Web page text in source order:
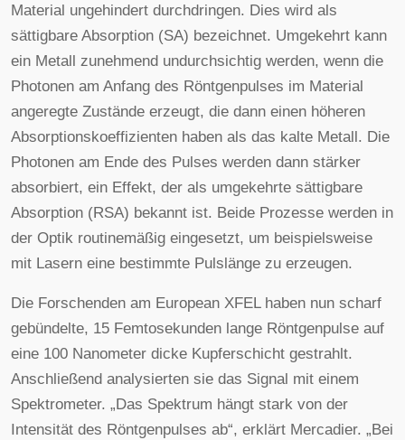
Material ungehindert durchdringen. Dies wird als
sättigbare Absorption (SA) bezeichnet. Umgekehrt kann
ein Metall zunehmend undurchsichtig werden, wenn die
Photonen am Anfang des Röntgenpulses im Material
angeregte Zustände erzeugt, die dann einen höheren
Absorptionskoeffizienten haben als das kalte Metall. Die
Photonen am Ende des Pulses werden dann stärker
absorbiert, ein Effekt, der als umgekehrte sättigbare
Absorption (RSA) bekannt ist. Beide Prozesse werden in
der Optik routinemäßig eingesetzt, um beispielsweise
mit Lasern eine bestimmte Pulslänge zu erzeugen.
Die Forschenden am European XFEL haben nun scharf
gebündelte, 15 Femtosekunden lange Röntgenpulse auf
eine 100 Nanometer dicke Kupferschicht gestrahlt.
Anschließend analysierten sie das Signal mit einem
Spektrometer. „Das Spektrum hängt stark von der
Intensität des Röntgenpulses ab“, erklärt Mercadier. „Bei